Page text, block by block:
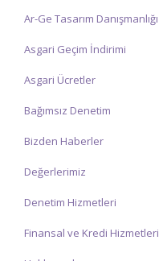
Ar-Ge Tasarım Danışmanlığı
Asgari Geçim İndirimi
Asgari Ücretler
Bağımsız Denetim
Bizden Haberler
Değerlerimiz
Denetim Hizmetleri
Finansal ve Kredi Hizmetleri